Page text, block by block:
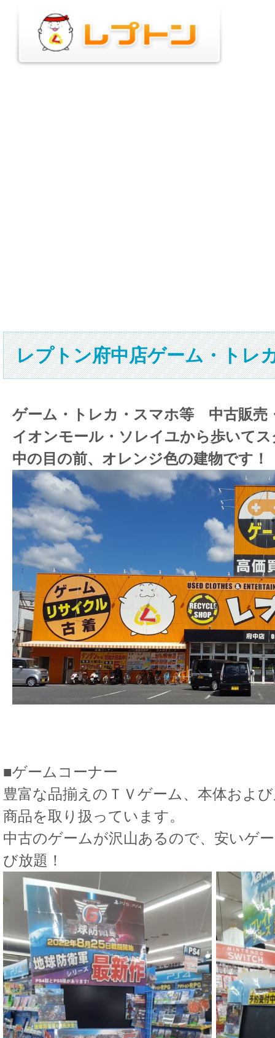
レプトン府中店ゲーム・トレ
ゲーム・トレカ・スマホ等 中古販売
イオンモール・ソレイユから歩いて
中の目の前、オレンジ色の建物です！
■ゲームコーナー
豊富な品揃えのＴＶゲーム、本体およ
商品を取り扱っています。
中古のゲームが沢山あるので、安いゲ
び放題！